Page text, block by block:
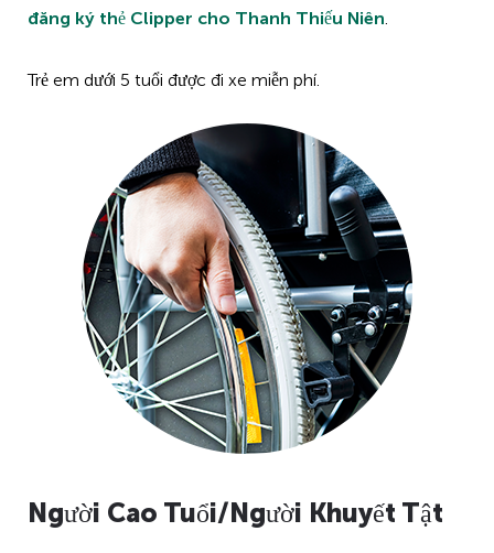
đăng ký thẻ Clipper cho Thanh Thiếu Niên.
Trẻ em dưới 5 tuổi được đi xe miễn phí.
Người Cao Tuổi/Người Khuyết Tật